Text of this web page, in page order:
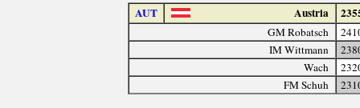
AUT Austria
GM Robatsch
IM Wittmann
Wach
FM Schuh